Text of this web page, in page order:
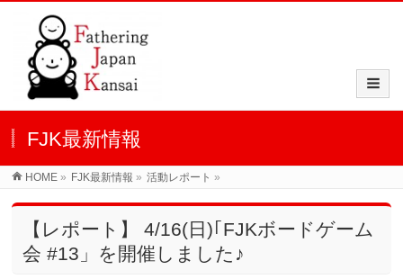
FJK最新情報
HOME » FJK最新情報 » 活動レポート »
【レポート】 4/16(日)｢FJKボードゲーム
会 #13」を開催しました♪